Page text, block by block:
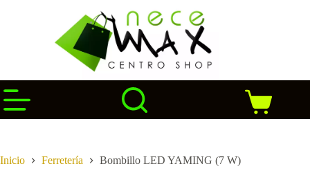
Carro
de
Inicio Ferretería Bombillo LED YAMING (7 W)